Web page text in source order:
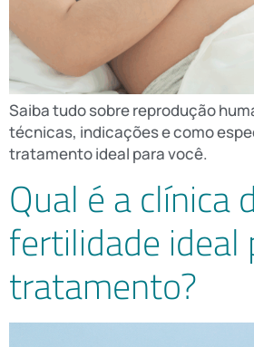
Saiba tudo sobre reprodução
técnicas, indicações e como
tratamento ideal para você.
Qual é a clínica
fertilidade ideal
tratamento?